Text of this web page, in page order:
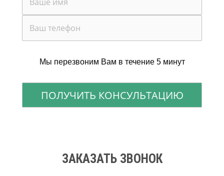
Мы перезвоним Вам в течение 5 минут
ЗАКАЗАТЬ ЗВОНОК